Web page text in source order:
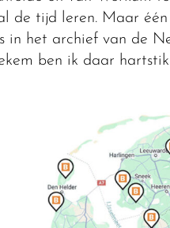
de tijd leren. Maar
in het archief van de
ben ik daar